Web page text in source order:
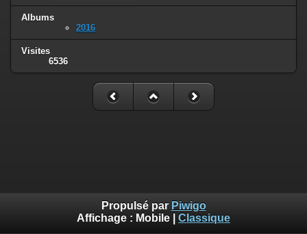
Albums
2016
Visites
6536
Propulsé par Piwigo
Affichage : Mobile Classique